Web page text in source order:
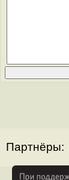
Партнёры: